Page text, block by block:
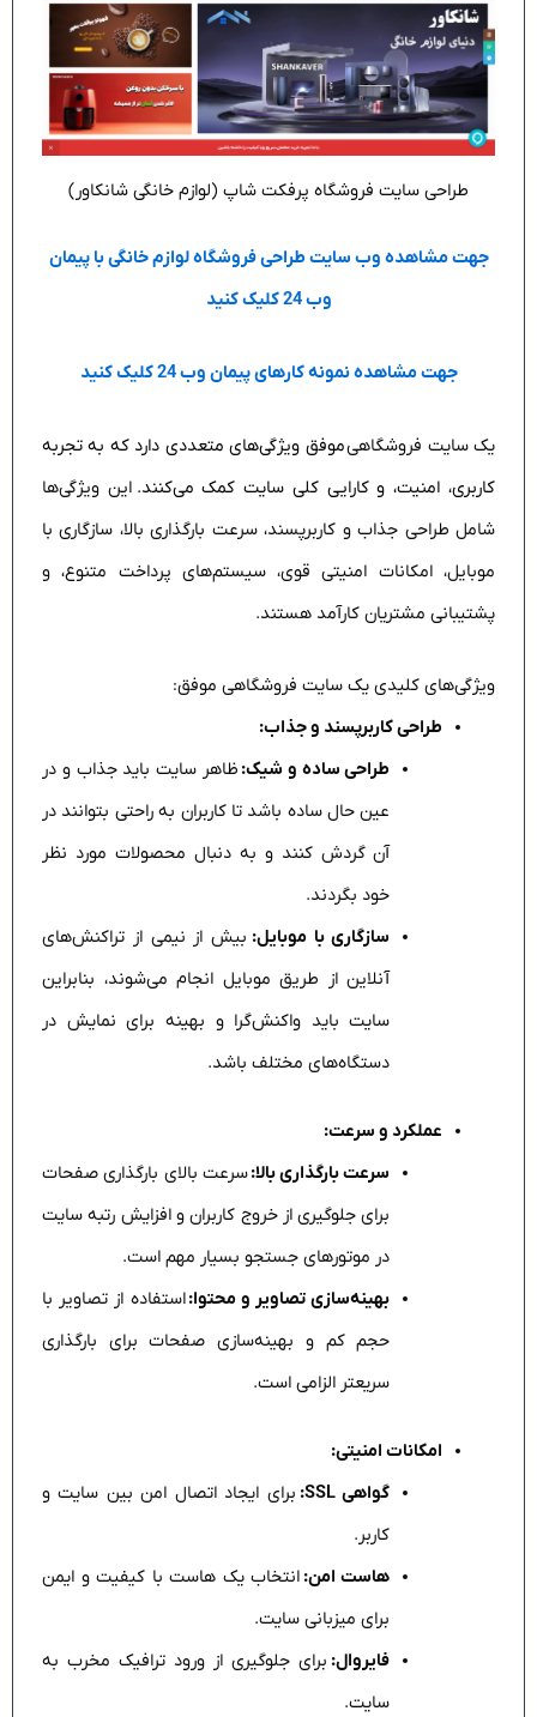
طراحی سایت فروشگاه پرفکت شاپ (لوازم خانگی شانکاور)
جهت مشاهده وب سایت طراحی فروشگاه لوازم خانگی با پیمان
وب 24 کلیک کنید
جهت مشاهده نمونه کارهای پیمان وب 24 کلیک کنید
یک سایت فروشگاهیموفق ویژگی‌های متعددی دارد که به تجربه
کاربری، امنیت، و کارایی کلی سایت کمک می‌کنند.این ویژگی‌ها
شامل طراحی جذاب و کاربرپسند، سرعت بارگذاری بالا، سازگاری با
موبایل، امکانات امنیتی قوی، سیستم‌های پرداخت متنوع، و
پشتیبانی مشتریان کارآمد هستند.
ویژگی‌های کلیدی یک سایت فروشگاهی موفق:
طراحی کاربرپسند و جذاب:
طراحی ساده و شیک: ظاهر سایت باید جذاب و در
عین حال ساده باشد تا کاربران به راحتی بتوانند در
آن گردش کنند و به دنبال محصولات مورد نظر
خود بگردند.
سازگاری با موبایل: بیش از نیمی از تراکنش‌های
آنلاین از طریق موبایل انجام می‌شوند، بنابراین
سایت باید واکنش‌گرا و بهینه برای نمایش در
دستگاه‌های مختلف باشد.
عملکرد و سرعت:
سرعت بارگذاری بالا:سرعت بالای بارگذاری صفحات
برای جلوگیری از خروج کاربران و افزایش رتبه سایت
در موتورهای جستجو بسیار مهم است.
بهینه‌سازی تصاویر و محتوا:استفاده از تصاویر با
حجم کم و بهینه‌سازی صفحات برای بارگذاری
سریعتر الزامی است.
امکانات امنیتی:
گواهی SSL:
برای ایجاد اتصال امن بین سایت و
کاربر.
هاست امن: انتخاب یک هاست با کیفیت و ایمن
برای میزبانی سایت.
فایروال: برای جلوگیری از ورود ترافیک مخرب به
سایت.